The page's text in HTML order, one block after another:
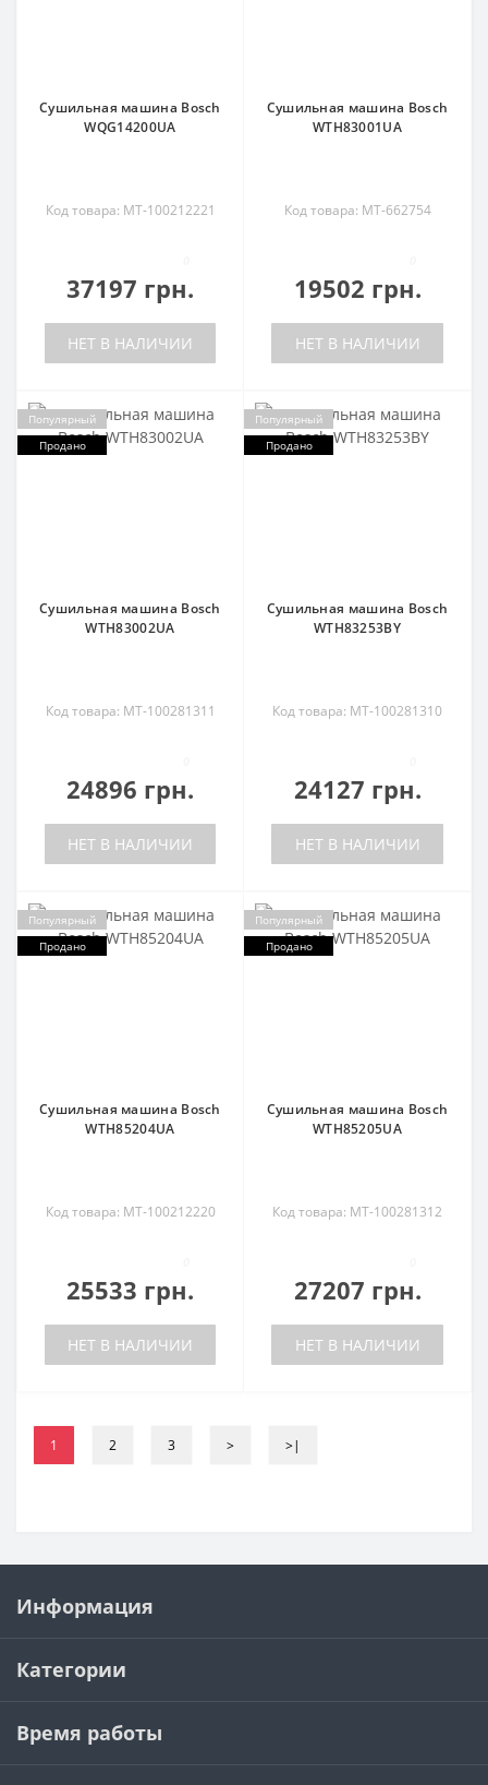
Сушильная машина Bosch
WQG14200UA
Код товара: MT-100212221
37197 грн.
НЕТ В НАЛИЧИИ
Сушильная машина Bosch
WTH83001UA
Код товара: MT-662754
19502 грн.
НЕТ В НАЛИЧИИ
Популярный
Продано
Сушильная машина Bosch
WTH83002UA
Код товара: MT-100281311
24896 грн.
НЕТ В НАЛИЧИИ
Популярный
Продано
Сушильная машина Bosch
WTH83253BY
Код товара: MT-100281310
24127 грн.
НЕТ В НАЛИЧИИ
Популярный
Продано
Сушильная машина Bosch
WTH85204UA
Код товара: MT-100212220
25533 грн.
НЕТ В НАЛИЧИИ
Популярный
Продано
Сушильная машина Bosch
WTH85205UA
Код товара: MT-100281312
27207 грн.
НЕТ В НАЛИЧИИ
1 2 3 > >|
Информация
Категории
Время работы